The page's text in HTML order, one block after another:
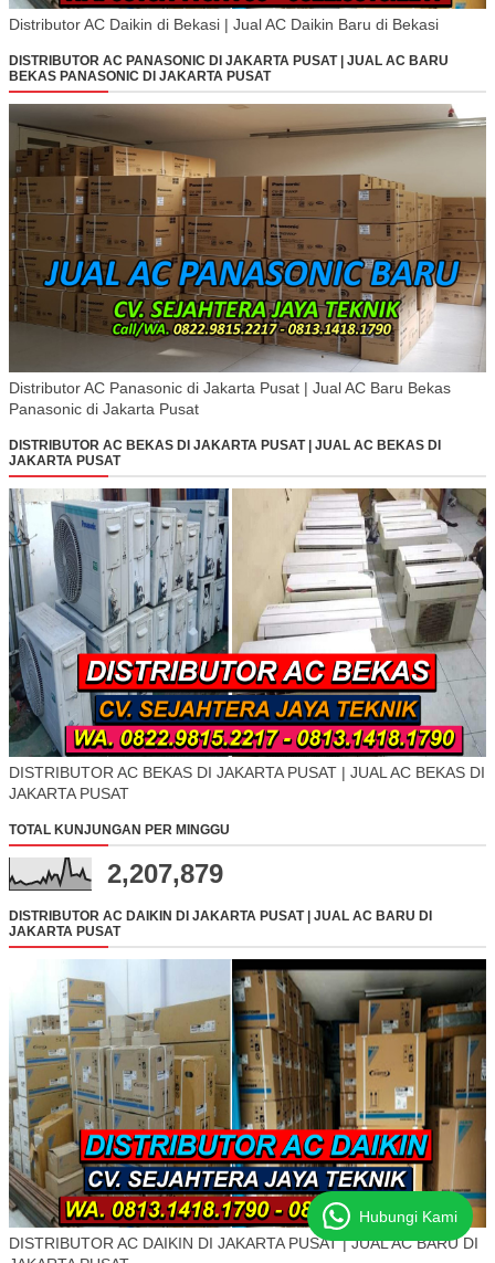
Distributor AC Daikin di Bekasi | Jual AC Daikin Baru di Bekasi
DISTRIBUTOR AC PANASONIC DI JAKARTA PUSAT | JUAL AC BARU
BEKAS PANASONIC DI JAKARTA PUSAT
Distributor AC Panasonic di Jakarta Pusat | Jual AC Baru Bekas
Panasonic di Jakarta Pusat
DISTRIBUTOR AC BEKAS DI JAKARTA PUSAT | JUAL AC BEKAS DI
JAKARTA PUSAT
DISTRIBUTOR AC BEKAS DI JAKARTA PUSAT | JUAL AC BEKAS DI
JAKARTA PUSAT
TOTAL KUNJUNGAN PER MINGGU
2,207,879
DISTRIBUTOR AC DAIKIN DI JAKARTA PUSAT | JUAL AC BARU DI
JAKARTA PUSAT
DISTRIBUTOR AC DAIKIN DI JAKARTA PUSAT | JUAL AC BARU DI
Hubungi Kami